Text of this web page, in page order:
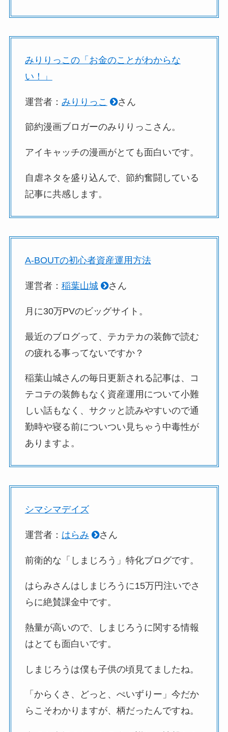
みりりっこの「お金のことがわからな
い！」
運営者： みりりっこ さん
節約漫画ブロガーのみりりっこさん。
アイキャッチの漫画がとても面白いです。
自虐ネタを盛り込んで、節約奮闘している
記事に共感します。
A-BOUTの初心者資産運用方法
運営者： 稲葉山城 さん
月に30万PVのビッグサイト。
最近のブログって、テカテカの装飾で読む
の疲れる事ってないですか？
稲葉山城さんの毎日更新される記事は、コ
テコテの装飾もなく資産運用について小難
しい話もなく、サクッと読みやすいので通
勤時や寝る前についつい見ちゃう中毒性が
ありますよ。
シマシマデイズ
運営者： はらみ さん
前衛的な「しまじろう」特化ブログです。
はらみさんはしまじろうに15万円注いでさ
らに絶賛課金中です。
熱量が高いので、しまじろうに関する情報
はとても面白いです。
しまじろうは僕も子供の頃見てましたね。
「からくさ、どっと、ぺいずりー」今だか
らこそわかりますが、柄だったんですね。